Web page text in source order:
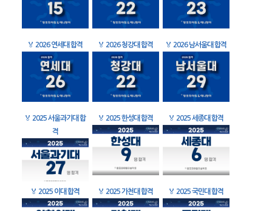
🏅 2026 연세대 합격 🏅 2026 청강대 합격 🏅 2026 남서울대 합격
🏅 2025 서울과기대 합
격
🏅 2025 한성대 합격 🏅 2025 세종대 합격
🏅 2025 이대 합격 🏅 2025 가천대 합격 🏅 2025 국민대 합격